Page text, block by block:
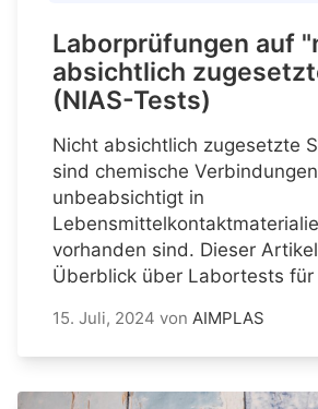
Laborprüfungen auf
absichtlich
(NIAS-Tests)
Nicht absichtlich zugesetzte
sind chemische
unbeabsichtigt in
vorhanden sind. Dieser
Überblick über Labortests für
15. Juli, 2024 von AIMPLAS